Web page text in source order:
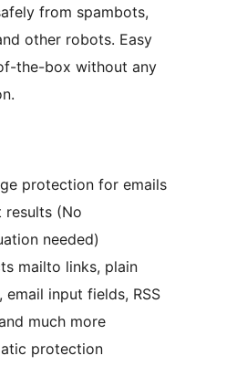
from spambots,
other robots. Easy
the-box without any
protection for emails
results (No
needed)
mailto links, plain
email input fields, RSS
much more
protection